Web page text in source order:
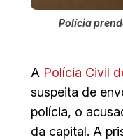
Polícia
A Polícia Civil
suspeita de
polícia, o
da capital. A